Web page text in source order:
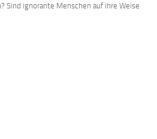
Sind ignorante Menschen auf ihre Weise